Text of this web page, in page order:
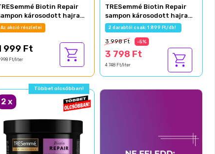
Biotin Repair
károsodott hajra
ml
Az akció részletei
999 Ft
998 Ft/liter
TRESemmé Biotin Repair
sampon károsodott hajra
400 ml
2 darabtól csak: 1 899 Ft/db!
3 998 Ft -5%
3 798 Ft
4 748 Ft/liter
Többet olcsóbban!
2x